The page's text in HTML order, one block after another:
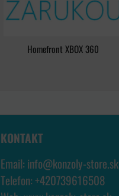
Homefront XBOX 360
KONTAKT
Email: info@konzoly-store.sk
Telefon:+420739616508